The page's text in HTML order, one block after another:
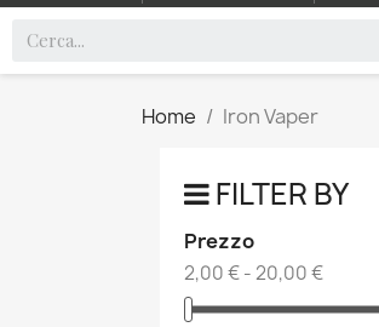
Home Iron Vaper
FILTER BY
Prezzo
2,00 € - 20,00 €